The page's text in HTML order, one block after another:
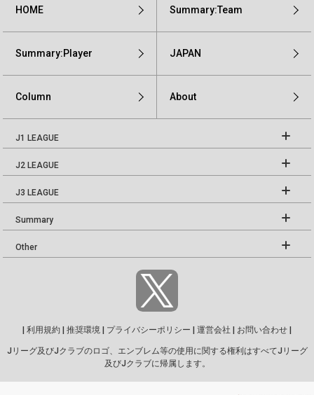
HOME Summary:Team
Summary:Player JAPAN
Column About
J1 LEAGUE
J2 LEAGUE
J3 LEAGUE
Summary
Other
利用規約 推奨環境 プライバシーポリシー 運営会社 お問い合わせ
Jリーグ及びJクラブのロゴ、エンブレム等の使用に関する権利はすべてJリーグ
及びJクラブに帰属します。